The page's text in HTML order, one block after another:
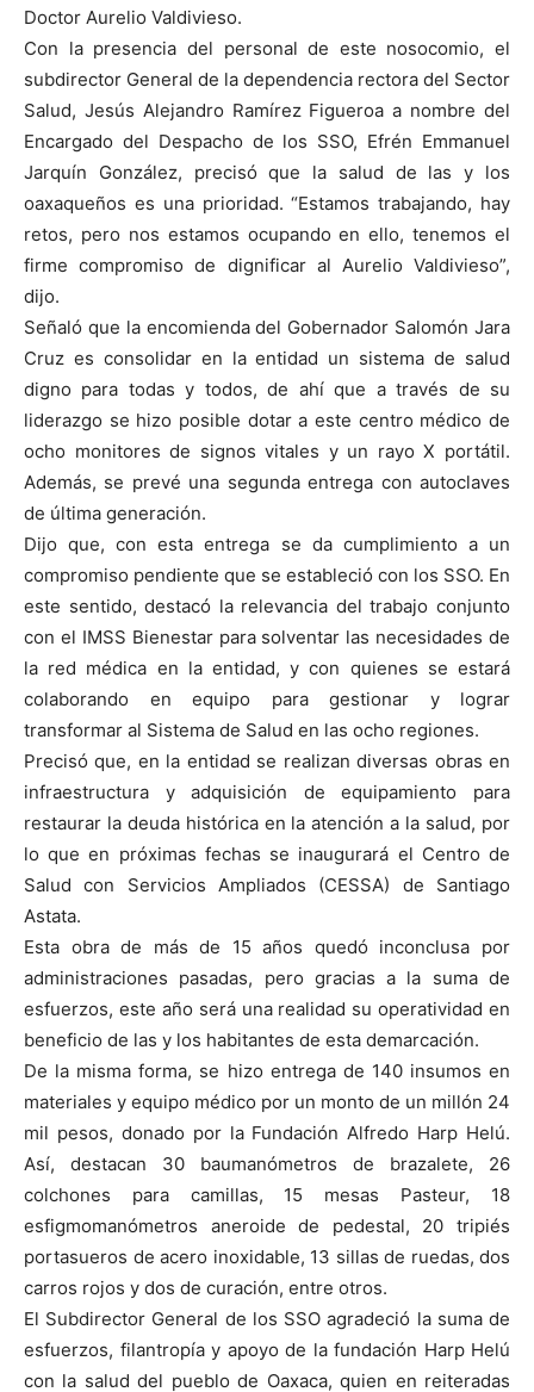
Doctor Aurelio Valdivieso.
Con la presencia del personal de este nosocomio, el
subdirector General de la dependencia rectora del Sector
Salud, Jesús Alejandro Ramírez Figueroa a nombre del
Encargado del Despacho de los SSO, Efrén Emmanuel
Jarquín González, precisó que la salud de las y los
oaxaqueños es una prioridad. “Estamos trabajando, hay
retos, pero nos estamos ocupando en ello, tenemos el
firme compromiso de dignificar al Aurelio Valdivieso”,
dijo.
Señaló que la encomienda del Gobernador Salomón Jara
Cruz es consolidar en la entidad un sistema de salud
digno para todas y todos, de ahí que a través de su
liderazgo se hizo posible dotar a este centro médico de
ocho monitores de signos vitales y un rayo X portátil.
Además, se prevé una segunda entrega con autoclaves
de última generación.
Dijo que, con esta entrega se da cumplimiento a un
compromiso pendiente que se estableció con los SSO. En
este sentido, destacó la relevancia del trabajo conjunto
con el IMSS Bienestar para solventar las necesidades de
la red médica en la entidad, y con quienes se estará
colaborando en equipo para gestionar y lograr
transformar al Sistema de Salud en las ocho regiones.
Precisó que, en la entidad se realizan diversas obras en
infraestructura y adquisición de equipamiento para
restaurar la deuda histórica en la atención a la salud, por
lo que en próximas fechas se inaugurará el Centro de
Salud con Servicios Ampliados (CESSA) de Santiago
Astata.
Esta obra de más de 15 años quedó inconclusa por
administraciones pasadas, pero gracias a la suma de
esfuerzos, este año será una realidad su operatividad en
beneficio de las y los habitantes de esta demarcación.
De la misma forma, se hizo entrega de 140 insumos en
materiales y equipo médico por un monto de un millón 24
mil pesos, donado por la Fundación Alfredo Harp Helú.
Así, destacan 30 baumanómetros de brazalete, 26
colchones para camillas, 15 mesas Pasteur, 18
esfigmomanómetros aneroide de pedestal, 20 tripiés
portasueros de acero inoxidable, 13 sillas de ruedas, dos
carros rojos y dos de curación, entre otros.
El Subdirector General de los SSO agradeció la suma de
esfuerzos, filantropía y apoyo de la fundación Harp Helú
con la salud del pueblo de Oaxaca, quien en reiteradas